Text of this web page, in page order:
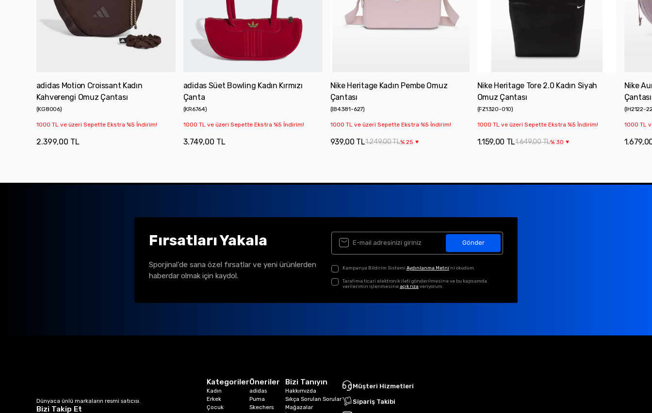
adidas Motion Croissant Kadın
Kahverengi Omuz Çantası
(KG8006)
1000 TL ve üzeri Sepette Ekstra %5 İndirim!
2.399,00 TL
adidas Süet Bowling Kadın Kırmızı
Çanta
(KR6764)
1000 TL ve üzeri Sepette Ekstra %5 İndirim!
3.749,00 TL
Nike Heritage Kadın Pembe Omuz
Çantası
(IB4381-627)
1000 TL ve üzeri Sepette Ekstra %5 İndirim!
1.249,00 TL% 25
939,00 TL
Nike Heritage Tore 2.0 Kadın Siyah
Omuz Çantası
(FZ1320-010)
1000 TL ve üzeri Sepette Ekstra %5 İndirim!
1.649,00 TL% 30
1.159,00 TL
Nike
Çantası
(IH2122-
1000 TL
Fırsatları Yakala
Sporjinal’de sana özel fırsatlar ve yeni ürünlerden
haberdar olmak için kaydol.
Gönder
Kampanya Bildirim Sistemi Aydınlanma Metni'ni okudum.
Tarafıma ticari elektronik ileti gönderilmesine ve bu kapsamda
verilerimin işlenmesineaçık rıza veriyorum.
Dünyaca ünlü markaların resmi satıcısı.
Bizi Takip Et
Kategoriler
Kadın
Erkek
Çocuk
Öneriler
adidas
Puma
Skechers
Bizi Tanıyın
Hakkımızda
Sıkça Sorulan Sorular
Mağazalar
Müşteri Hizmetleri
Sipariş Takibi